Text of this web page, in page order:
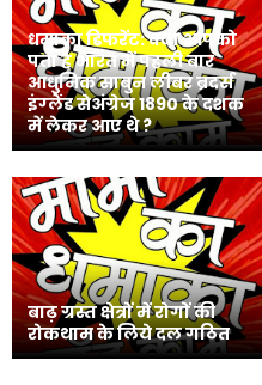
धमाका डिफरेंट: क्या आपको
पता है भारत में पहली बार
आधुनिक साबुन लीबर ब्रदर्स
इंग्‍लैंड सेअंग्रेज 1890 के दशक
में लेकर आए थे ?
बाढ़ ग्रस्त क्षेत्रों में रोगों की
रोकथाम के लिये दल गठित